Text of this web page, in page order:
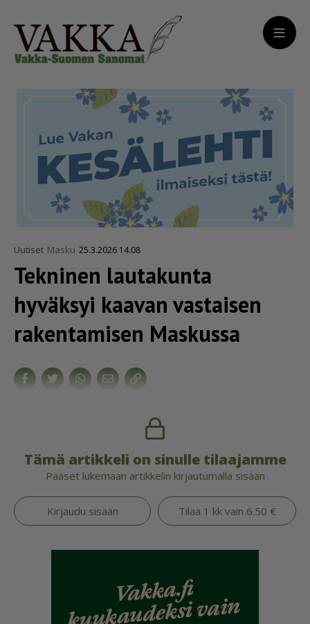
Uutiset Masku 25.3.2026 14.08
Tekninen lautakunta
hyväksyi kaavan vastaisen
rakentamisen Maskussa
Tämä artikkeli on sinulle tilaajamme
Pääset lukemaan artikkelin kirjautumalla sisään
Kirjaudu sisään Tilaa 1 kk vain 6.50 €